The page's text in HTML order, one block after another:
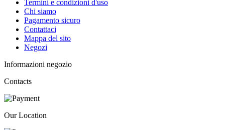
Termini e condizioni d'uso
Chi siamo
Pagamento sicuro
Contattaci
Mappa del sito
Negozi
Informazioni negozio
Contacts
Our Location